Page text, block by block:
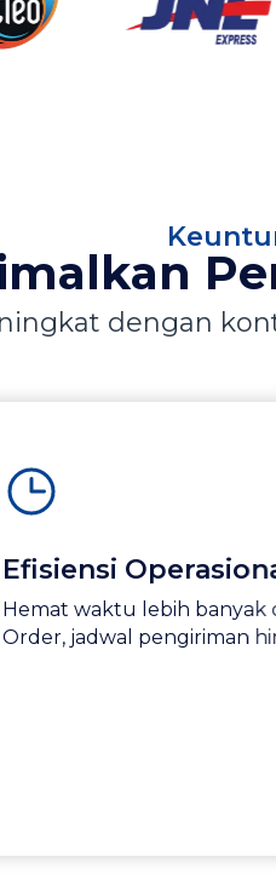
dengan
Hingga 62,5%
dari pembuatan Fleet
hingga penugasan ke